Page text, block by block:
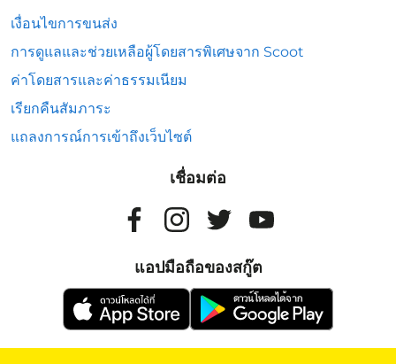
เงื่อนไขการขนส่ง
การดูแลและช่วยเหลือผู้โดยสารพิเศษจาก Scoot
ค่าโดยสารและค่าธรรมเนียม
เรียกคืนสัมภาระ
แถลงการณ์การเข้าถึงเว็บไซต์
เชื่อมต่อ
แอปมือถือของสกู๊ต